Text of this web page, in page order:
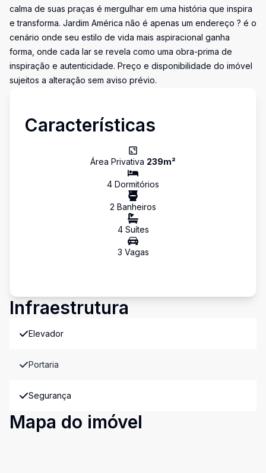
calma de suas praças é mergulhar em uma história que inspira
e transforma. Jardim América não é apenas um endereço ? é o
cenário onde seu estilo de vida mais aspiracional ganha
forma, onde cada lar se revela como uma obra-prima de
inspiração e autenticidade. Preço e disponibilidade do imóvel
sujeitos a alteração sem aviso prévio.
Características
Área Privativa 239m²
4 Dormitórios
2 Banheiros
4Suítes
3 Vagas
Infraestrutura
Elevador
Portaria
Segurança
Mapa do imóvel